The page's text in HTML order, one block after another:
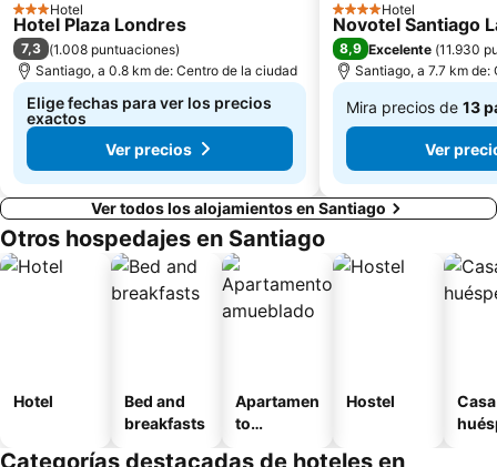
Parque Metropolitano de Santiago
Museo Interactivo Mirador
Parque Padre Hurtado
Centro Cultural Estación Mapocho
Museo Nacional de Bellas Artes
3 Estrellas
Hotel
Hotel Plaza Londres
7,3 (1.008 puntuaciones)
Santiago, a 0.8 km de: Centro de la ciudad
Elige fechas para ver los precios
exactos
Ver precios
4 Estrellas
Hotel
Novotel Santiago
8,9 Excelente (11.930
Santiago, a 7.7 km
Mira precios de 13
De
$47.657Ver
Ver todos los alojamientos en Santiago
Otros hospedajes en Santiago
Hotel
Bed and
breakfasts
Apartamen
to
Hostel